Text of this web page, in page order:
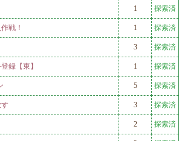
1 探索済
戦！ 1 探索済
3 探索済
録【東】 1 探索済
5 探索済
3 探索済
2 探索済